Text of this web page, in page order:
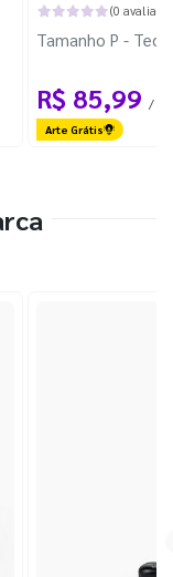
(0
Tamanho P -
R$ 85,99 / 1
Arte Grátis